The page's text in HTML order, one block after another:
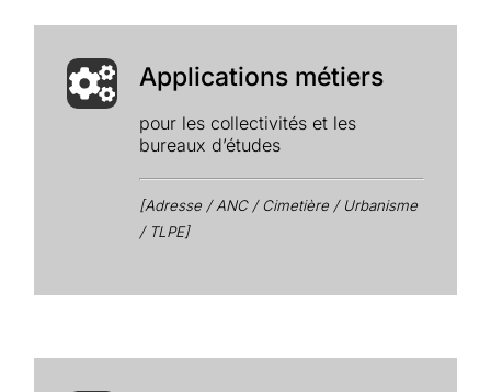
Applications métiers
pour les collectivités et les
bureaux d’études
[Adresse / ANC / Cimetière / Urbanisme
/ TLPE]